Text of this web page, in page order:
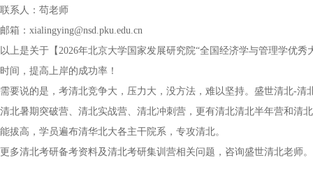
联系人：苟老师
邮箱：xialingying@nsd.pku.edu.cn
以上是关于【2026年北京大学国家发展研究院“全国经济学与管理学优
时间，提高上岸的成功率！
需要说的是，考清北竞争大，压力大，没方法，难以坚持。盛世清北-
清北暑期突破营、清北实战营、清北冲刺营，更有清北清北半年营和清
能拔高，学员遍布清华北大各主干院系，专攻清北。
更多清北考研备考资料及清北考研集训营相关问题，咨询盛世清北老师。